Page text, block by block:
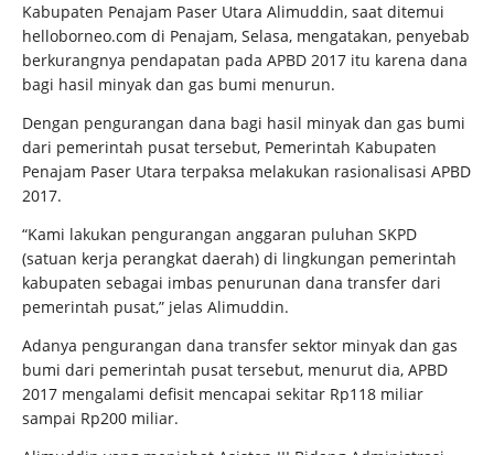
Kabupaten Penajam Paser Utara Alimuddin, saat ditemui
helloborneo.com di Penajam, Selasa, mengatakan, penyebab
berkurangnya pendapatan pada APBD 2017 itu karena dana
bagi hasil minyak dan gas bumi menurun.
Dengan pengurangan dana bagi hasil minyak dan gas bumi
dari pemerintah pusat tersebut, Pemerintah Kabupaten
Penajam Paser Utara terpaksa melakukan rasionalisasi APBD
2017.
“Kami lakukan pengurangan anggaran puluhan SKPD
(satuan kerja perangkat daerah) di lingkungan pemerintah
kabupaten sebagai imbas penurunan dana transfer dari
pemerintah pusat,” jelas Alimuddin.
Adanya pengurangan dana transfer sektor minyak dan gas
bumi dari pemerintah pusat tersebut, menurut dia, APBD
2017 mengalami defisit mencapai sekitar Rp118 miliar
sampai Rp200 miliar.